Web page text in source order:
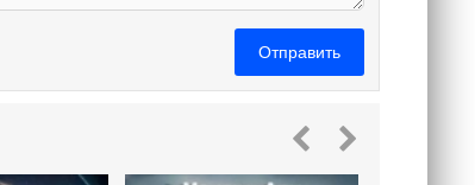
Отправить